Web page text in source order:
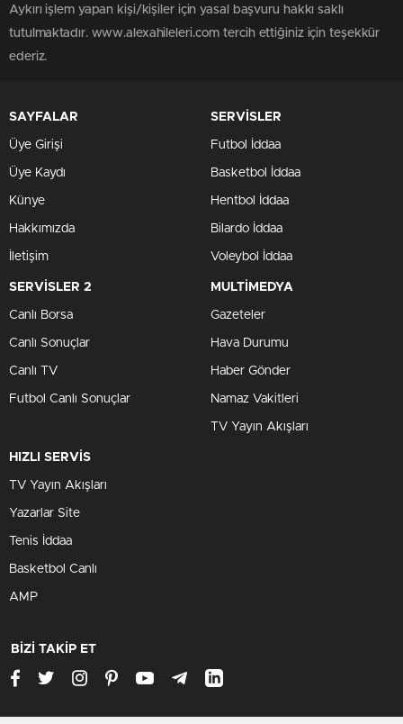
Aykırı işlem yapan kişi/kişiler için yasal başvuru hakkı saklı
tutulmaktadır. www.alexahileleri.com tercih ettiğiniz için teşekkür
ederiz.
SAYFALAR
Üye Girişi
Üye Kaydı
Künye
Hakkımızda
İletişim
SERVİSLER
Futbol İddaa
Basketbol İddaa
Hentbol İddaa
Bilardo İddaa
Voleybol İddaa
SERVİSLER 2
Canlı Borsa
Canlı Sonuçlar
Canlı TV
Futbol Canlı Sonuçlar
MULTİMEDYA
Gazeteler
Hava Durumu
Haber Gönder
Namaz Vakitleri
TV Yayın Akışları
HIZLI SERVİS
TV Yayın Akışları
Yazarlar Site
Tenis İddaa
Basketbol Canlı
AMP
BİZİ TAKİP ET